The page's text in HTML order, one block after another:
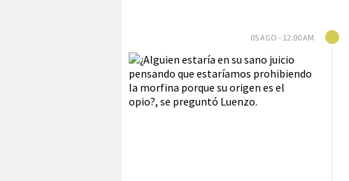
05 AGO - 12:00 AM